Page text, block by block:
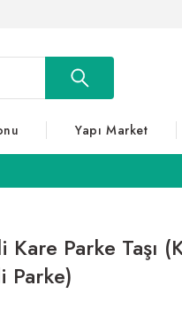
Yapı Market
Parke Taşı
Parke)